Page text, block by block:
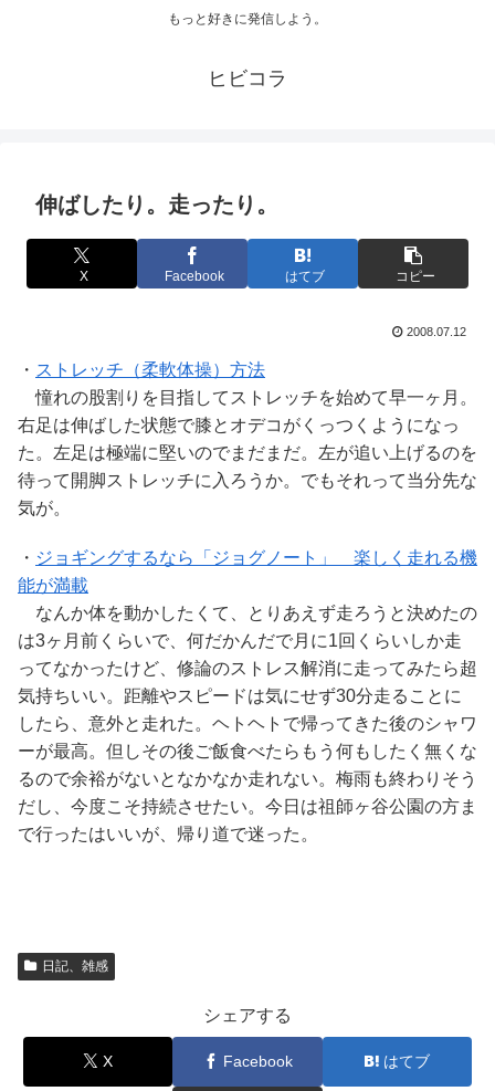
もっと好きに発信しよう。
ヒビコラ
伸ばしたり。走ったり。
X Facebook はてブ コピー
2008.07.12
・ ストレッチ（柔軟体操）方法
憧れの股割りを目指してストレッチを始めて早一ヶ月。
右足は伸ばした状態で膝とオデコがくっつくようになっ
た。左足は極端に堅いのでまだまだ。左が追い上げるのを
待って開脚ストレッチに入ろうか。でもそれって当分先な
気が。
・ ジョギングするなら「ジョグノート」 楽しく走れる機
能が満載
なんか体を動かしたくて、とりあえず走ろうと決めたの
は3ヶ月前くらいで、何だかんだで月に1回くらいしか走
ってなかったけど、修論のストレス解消に走ってみたら超
気持ちいい。距離やスピードは気にせず30分走ることに
したら、意外と走れた。ヘトヘトで帰ってきた後のシャワ
ーが最高。但しその後ご飯食べたらもう何もしたく無くな
るので余裕がないとなかなか走れない。梅雨も終わりそう
だし、今度こそ持続させたい。今日は祖師ヶ谷公園の方ま
で行ったはいいが、帰り道で迷った。
日記、雑感
シェアする
X Facebook はてブ